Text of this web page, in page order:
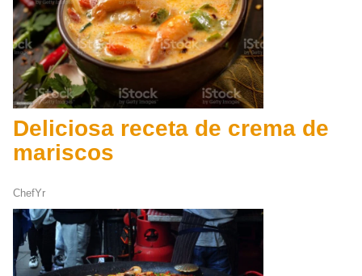
Deliciosa receta de crema de
mariscos
ChefYr